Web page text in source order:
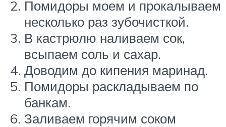
Помидоры моем и прокалываем
несколько раз зубочисткой.
В кастрюлю наливаем сок,
всыпаем соль и сахар.
Доводим до кипения маринад.
Помидоры раскладываем по
банкам.
Заливаем горячим соком